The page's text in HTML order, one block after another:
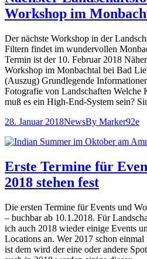
Workshop im
Der nächste Workshop in der
Filtern findet im wundervollen
Termin ist der 10. Februar 2018
Workshop im Monbachtal bei Bad
(Auszug) Grundlegende
Fotografie von Landschaften Welche
muß es ein High-End-System sein?
28. Januar 2018NewsBy Marker92e
Erste Termine für
2018 stehen fest
Die ersten Termine für Events und
– buchbar ab 10.1.2018. Für
ich auch 2018 wieder einige Events
Locations an. Wer 2017 schon
ist dem wird der eine oder andere